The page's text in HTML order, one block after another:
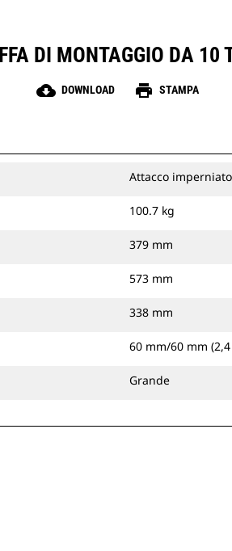
DI MONTAGGIO DA
cloud_download DOWNLOAD print STAMPA
Attacco imperniato
100.7 kg
379 mm
573 mm
338 mm
60 mm/60 mm
Grande